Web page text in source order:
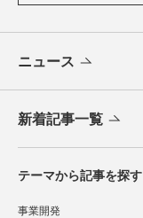
ニュース
新着記事一覧
テーマから記事を探す
事業開発